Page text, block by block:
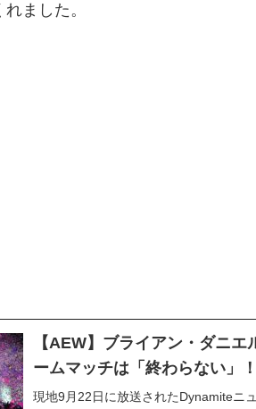
ました。
【AEW】ブライアン・ダニ
ームマッチは「終わらない」！
現地9月22日に放送されたDynamiteニ